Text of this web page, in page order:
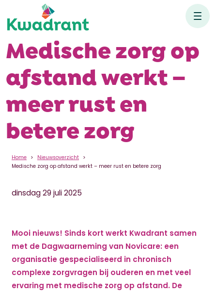
Medische zorg op
afstand werkt –
meer rust en
betere zorg
Home
Nieuwsoverzicht
Medische zorg op afstand werkt – meer rust en betere zorg
dinsdag 29 juli 2025
Mooi nieuws! Sinds kort werkt Kwadrant samen
met de Dagwaarneming van Novicare: een
organisatie gespecialiseerd in chronisch
complexe zorgvragen bij ouderen en met veel
ervaring met medische zorg op afstand. De